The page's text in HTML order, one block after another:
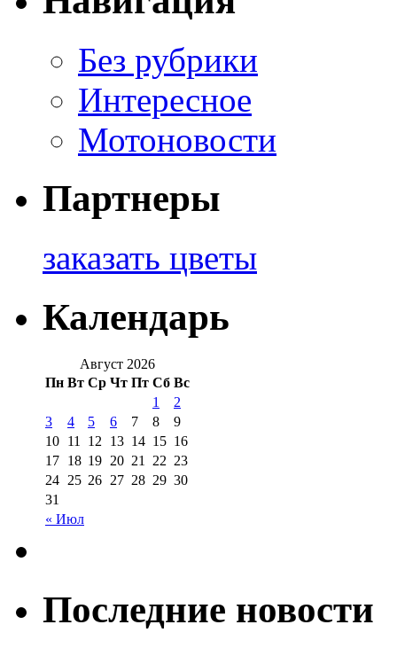
Без рубрики
Интересное
Мотоновости
Партнеры
заказать цветы
Календарь
Август 2026
Пн Вт Ср Чт Пт Сб Вс
« Июл
1
2
3
4 5 6 7 8
9
10 11 12 13 14 15 16
17 18 19 20 21 22 23
24 25 26 27 28 29 30
31
Последние новости